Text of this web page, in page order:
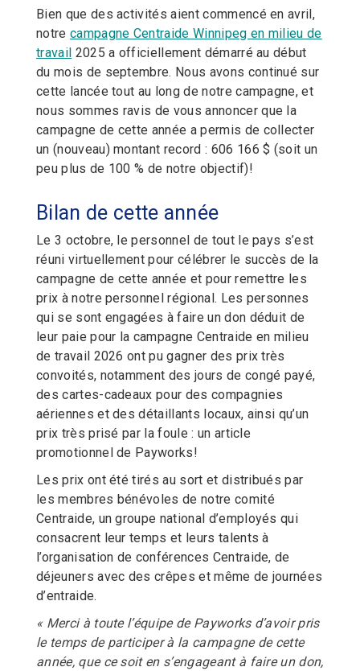
Bien que des activités aient commencé en avril,
notre campagne Centraide Winnipeg en milieu de
travail 2025 a officiellement démarré au début
du mois de septembre. Nous avons continué sur
cette lancée tout au long de notre campagne, et
nous sommes ravis de vous annoncer que la
campagne de cette année a permis de collecter
un (nouveau) montant record : 606 166 $ (soit un
peu plus de 100 % de notre objectif)!
Bilan de cette année
Le 3 octobre, le personnel de tout le pays s’est
réuni virtuellement pour célébrer le succès de la
campagne de cette année et pour remettre les
prix à notre personnel régional. Les personnes
qui se sont engagées à faire un don déduit de
leur paie pour la campagne Centraide en milieu
de travail 2026 ont pu gagner des prix très
convoités, notamment des jours de congé payé,
des cartes-cadeaux pour des compagnies
aériennes et des détaillants locaux, ainsi qu’un
prix très prisé par la foule : un article
promotionnel de Payworks!
Les prix ont été tirés au sort et distribués par
les membres bénévoles de notre comité
Centraide, un groupe national d’employés qui
consacrent leur temps et leurs talents à
l’organisation de conférences Centraide, de
déjeuners avec des crêpes et même de journées
d’entraide.
« Merci à toute l’équipe de Payworks d’avoir pris
le temps de participer à la campagne de cette
année, que ce soit en s’engageant à faire un don,